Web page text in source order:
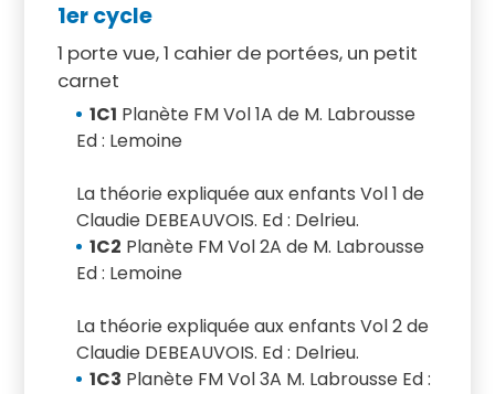
1er cycle
1 porte vue, 1 cahier de portées, un petit
carnet
1C1 Planète FM Vol 1A de M. Labrousse
Ed : Lemoine
La théorie expliquée aux enfants Vol 1 de
Claudie DEBEAUVOIS. Ed : Delrieu.
1C2 Planète FM Vol 2A de M. Labrousse
Ed : Lemoine
La théorie expliquée aux enfants Vol 2 de
Claudie DEBEAUVOIS. Ed : Delrieu.
1C3 Planète FM Vol 3A M. Labrousse Ed :